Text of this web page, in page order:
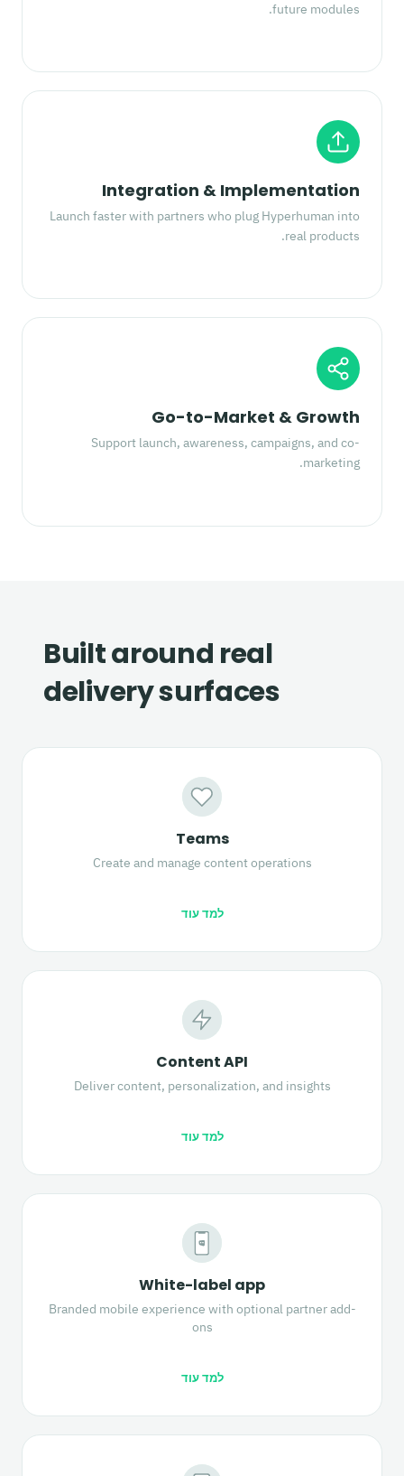
future modules.
Integration & Implementation
Launch faster with partners who plug Hyperhuman into
real products.
Go-to-Market & Growth
Support launch, awareness, campaigns, and co-
marketing.
Built around real
delivery surfaces
Teams
Create and manage content operations
למד עוד
Content API
Deliver content, personalization, and insights
למד עוד
White-label app
Branded mobile experience with optional partner add-
ons
למד עוד